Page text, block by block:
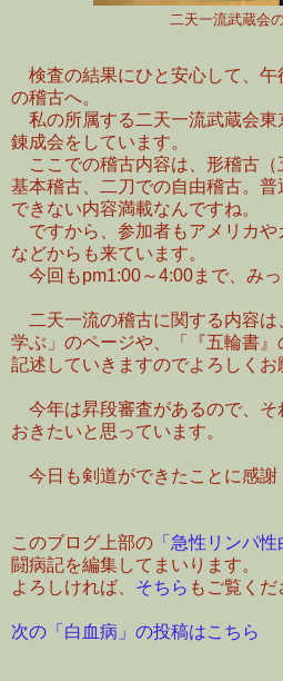
二天一流武蔵会
検査の結果にひと安心して、午
の稽古へ。
私の所属する二天一流武蔵会東
錬成会をしています。
ここでの稽古内容は、形稽古（
基本稽古、二刀での自由稽古。
できない内容満載なんですね。
ですから、参加者もアメリカや
などからも来ています。
今回もpm1:00～4:00まで、みっ
二天一流の稽古に関する内容は
学ぶ」のページや、「『五輪書』
記述していきますのでよろしくお
今年は昇段審査があるので、そ
おきたいと思っています。
今日も剣道ができたことに感謝
このブログ上部の 「急性リンパ
闘病記を編集してまいります。
よろしければ、 そちら もご覧くだ
次の「白血病」の投稿はこちら